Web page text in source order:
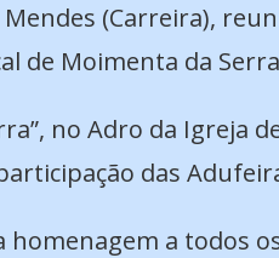
(Carreira),
de Moimenta da
no Adro da Igreja
das
homenagem a todos